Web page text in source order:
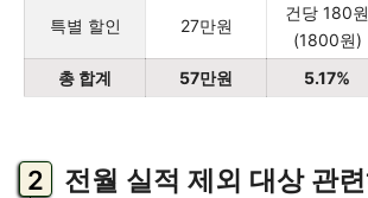
특별 할인 27만원
건당 180원
(1800원)
총 합계 57만원 5.17%
전월 실적 제외 대상 관